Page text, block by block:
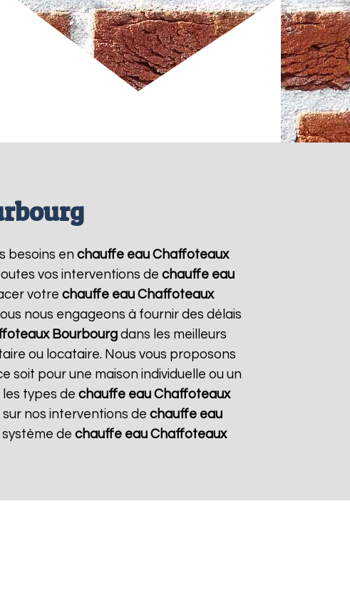
besoins en chauffe eau Chaffoteaux
vos interventions de chauffe eau
votre chauffe eau Chaffoteaux
nous engageons à fournir des délais
Bourbourg dans les meilleurs
ou locataire. Nous vous proposons
soit pour une maison individuelle ou un
types de chauffe eau Chaffoteaux
nos interventions de chauffe eau
de chauffe eau Chaffoteaux